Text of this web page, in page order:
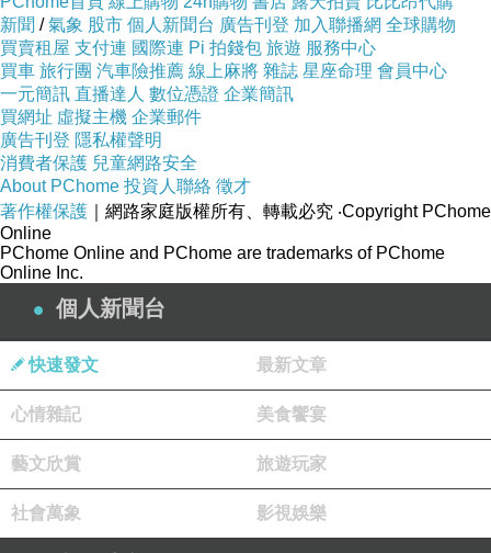
超好的品質:
夏天必備-漢方草本衛生棉
紐約風味爆米花 椒鹽檸檬
新聞 /氣象 股市 個人新聞台 廣告刊登 加入聯播網 全球購物
買賣租屋 支付連 國際連 Pi 拍錢包 旅遊 服務中心
買車 旅行團 汽車險推薦 線上麻將 雜誌 星座命理 會員中心
一元簡訊 直播達人 數位憑證 企業簡訊
買網址 虛擬主機 企業郵件
廣告刊登 隱私權聲明
消費者保護 兒童網路安全
About PChome 投資人聯絡 徵才
著作權保護 ｜網路家庭版權所有、轉載必究 ‧Copyright PChome
Online
PChome Online and PChome are trademarks of PChome
Online Inc.
個人新聞台
快速發文 最新文章
心情雜記 美食饗宴
藝文欣賞 旅遊玩家
社會萬象 影視娛樂